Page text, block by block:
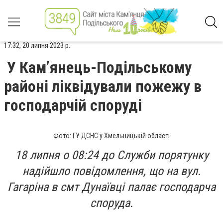
17:32, 20 липня 2023 р.
У Кам’янець-Подільському
районі ліквідували пожежу в
господарчій споруді
Фото: ГУ ДСНС у Хмельницькій області
18 липня о 08:24 до Служби порятунку
надійшло повідомлення, що на вул.
Гагаріна в смт Дунаївці палає господарча
споруда.